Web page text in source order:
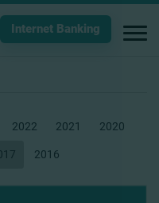
Internet Banking
2022 2021 2020
2016